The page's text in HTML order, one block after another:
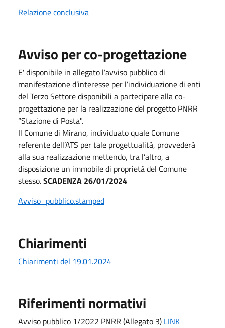
Relazione conclusiva
Avviso per co-progettazione
E' disponibile in allegato l’avviso pubblico di
manifestazione d’interesse per l’individuazione di enti
del Terzo Settore disponibili a partecipare alla co-
progettazione per la realizzazione del progetto PNRR
“Stazione di Posta".
Il Comune di Mirano, individuato quale Comune
referente dell’ATS per tale progettualità, provvederà
alla sua realizzazione mettendo, tra l’altro, a
disposizione un immobile di proprietà del Comune
stesso.SCADENZA 26/01/2024
Avviso_pubblico.stamped
Chiarimenti
Chiarimenti del 19.01.2024
Riferimenti normativi
Avviso pubblico 1/2022 PNRR (Allegato 3) LINK